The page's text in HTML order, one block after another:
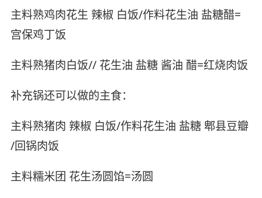
主料熟鸡肉花生 辣椒 白饭/作料花生油 盐糖醋=
宫保鸡丁饭
主料熟猪肉白饭// 花生油 盐糖 酱油 醋=红烧肉饭
补充锅还可以做的主食：
主料熟猪肉 辣椒 白饭/作料花生油 盐糖 郫县豆瓣
/回锅肉饭
主料糯米团 花生汤圆馅=汤圆